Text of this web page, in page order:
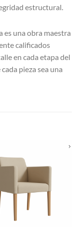
estructural.
es una obra maestra
calificados
en cada etapa del
pieza sea una